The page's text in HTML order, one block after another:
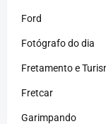
Ford
Fotógrafo do dia
Fretamento e
Fretcar
Garimpando